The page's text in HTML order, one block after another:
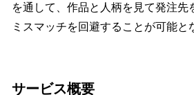
を通して、作品と人柄を見て発注先
ミスマッチを回避することが可能と
サービス概要